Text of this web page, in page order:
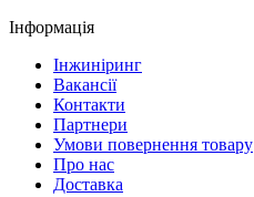
Інформація
Інжиніринг
Вакансії
Контакти
Партнери
Умови повернення товару
Про нас
Доставка